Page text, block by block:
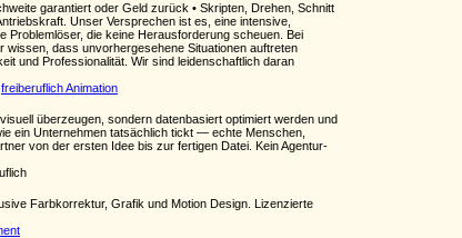
garantiert oder Geld zurück • Skripten, Drehen, Schnitt
Unser Versprechen ist es, eine intensive,
Problemlöser, die keine Herausforderung scheuen. Bei
dass unvorhergesehene Situationen auftreten
und Professionalität. Wir sind leidenschaftlich daran
freiberuflich Animation
überzeugen, sondern datenbasiert optimiert werden und
ein Unternehmen tatsächlich tickt — echte Menschen,
von der ersten Idee bis zur fertigen Datei. Kein Agentur-
Farbkorrektur, Grafik und Motion Design. Lizenzierte